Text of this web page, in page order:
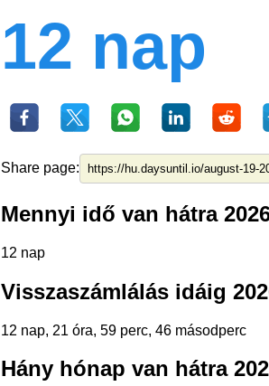
12 nap
Share page:
Mennyi idő van hátra
12 nap
Visszaszámlálás idáig
12 nap, 21 óra, 59 perc, 46 másodperc
Hány hónap van hátra